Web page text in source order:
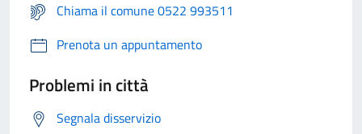
Chiama il comune 0522 993511
Prenota un appuntamento
Problemi in città
Segnala disservizio